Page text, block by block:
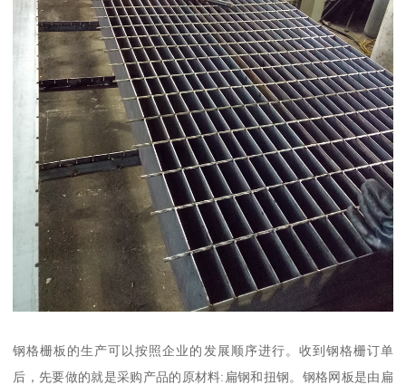
钢格栅板的生产可以按照企业的发展顺序进行。收到钢格栅订单
后，先要做的就是采购产品的原材料:扁钢和扭钢。钢格网板是由扁